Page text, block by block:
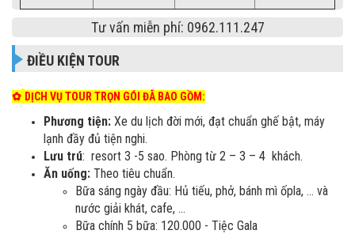
Tư vấn miễn phí: 0962.111.247
ĐIỀU KIỆN TOUR
✿ DỊCH VỤ TOUR TRỌN GÓI ĐÃ BAO GỒM:
Phương tiện: Xe du lịch đời mới, đạt chuẩn ghế bật, máy
lạnh đầy đủ tiện nghi.
Lưu trú: resort 3 -5 sao. Phòng từ 2 – 3 – 4 khách.​
Ăn uống: Theo tiêu chuẩn.
Bữa sáng ngày đầu: Hủ tiếu, phở, bánh mì ốpla, … và
nước giải khát, cafe, …
Bữa chính 5 bữa: 120.000 - Tiệc Gala